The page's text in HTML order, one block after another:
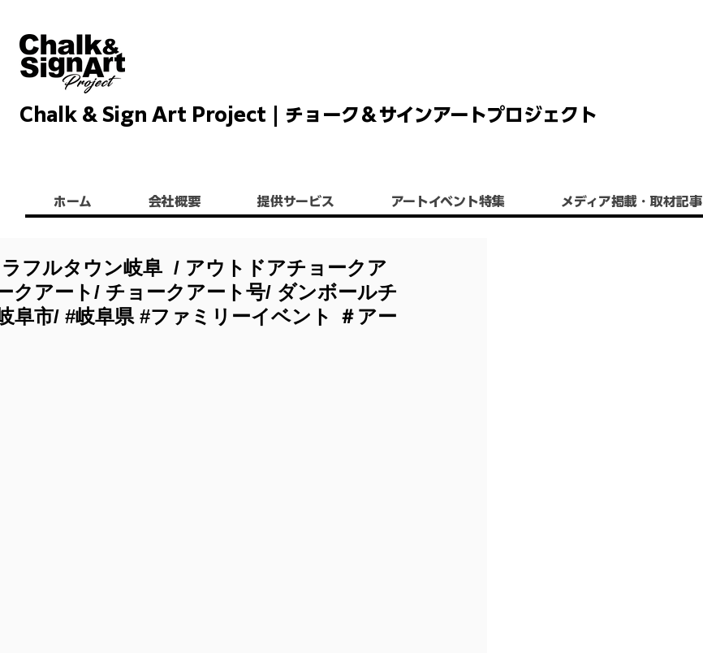
Chalk & Sign Art Project | チョーク＆サインアートプロジェクト
ホーム 会社概要 提供サービス アートイベント特集 ​メディア掲載・取材記事
フルタウン岐阜 / アウトドアチョークア
クアート/ チョークアート号/ ダンボールチ
阜市/ #岐阜県 #ファミリーイベント ＃アー